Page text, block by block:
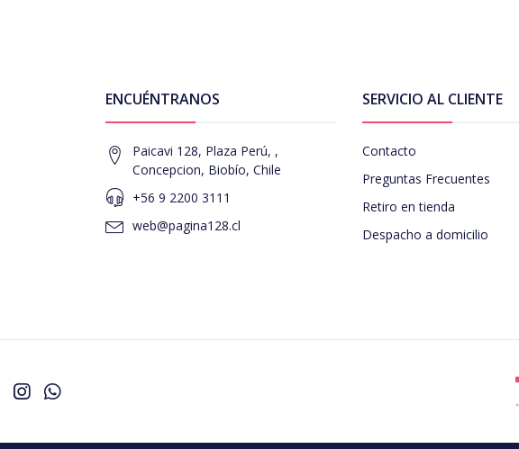
ENCUÉNTRANOS
Paicavi 128, Plaza Perú, ,
Concepcion, Biobío, Chile
+56 9 2200 3111
web@pagina128.cl
SERVICIO AL CLIENTE
Contacto
Preguntas Frecuentes
Retiro en tienda
Despacho a domicilio